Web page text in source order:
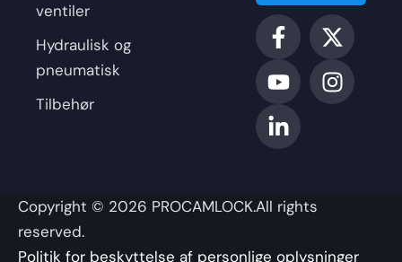
ventiler
Hydraulisk og
pneumatisk
Tilbehør
F
a
c
e
b
o
-
X
-
t
w
Y
o
u
t
u
b
I
n
s
t
L
i
n
k
e
d
-
n
Copyright © 2026 PROCAMLOCK.All rights
reserved.
Politik for beskyttelse af personlige oplysninger